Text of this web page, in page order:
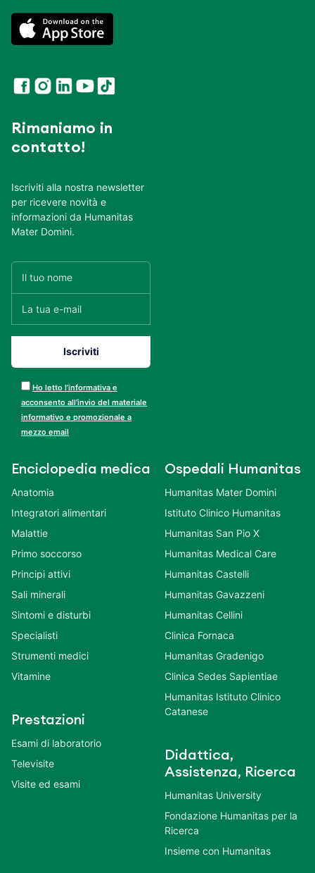
Rimaniamo in
contatto!
Iscriviti alla nostra newsletter
per ricevere novità e
informazioni da Humanitas
Mater Domini.
Ho letto l’informativa e
acconsento all’invio del materiale
informativo e promozionale a
mezzo email
Enciclopedia medica
Anatomia
Integratori alimentari
Malattie
Primo soccorso
Principi attivi
Sali minerali
Sintomi e disturbi
Specialisti
Strumenti medici
Vitamine
Prestazioni
Esami di laboratorio
Televisite
Visite ed esami
Ospedali Humanitas
Humanitas Mater Domini
Istituto Clinico Humanitas
Humanitas San Pio X
Humanitas Medical Care
Humanitas Castelli
Humanitas Gavazzeni
Humanitas Cellini
Clinica Fornaca
Humanitas Gradenigo
Clinica Sedes Sapientiae
Humanitas Istituto Clinico
Catanese
Didattica,
Assistenza, Ricerca
Humanitas University
Fondazione Humanitas per la
Ricerca
Insieme con Humanitas